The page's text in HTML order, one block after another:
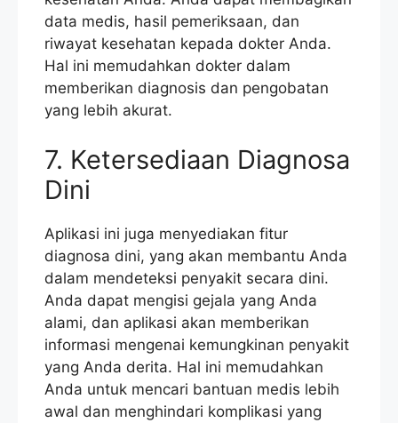
data medis, hasil pemeriksaan, dan
riwayat kesehatan kepada dokter Anda.
Hal ini memudahkan dokter dalam
memberikan diagnosis dan pengobatan
yang lebih akurat.
7. Ketersediaan Diagnosa
Dini
Aplikasi ini juga menyediakan fitur
diagnosa dini, yang akan membantu Anda
dalam mendeteksi penyakit secara dini.
Anda dapat mengisi gejala yang Anda
alami, dan aplikasi akan memberikan
informasi mengenai kemungkinan penyakit
yang Anda derita. Hal ini memudahkan
Anda untuk mencari bantuan medis lebih
awal dan menghindari komplikasi yang